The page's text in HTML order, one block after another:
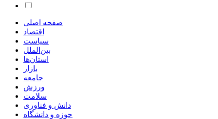
صفحه اصلی
اقتصاد
سیاست
بین‌الملل
استان‌ها
بازار
جامعه
ورزش
سلامت
دانش و فناوری
حوزه و دانشگاه